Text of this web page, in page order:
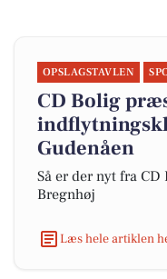
OPSLAGSTAVLEN
CD Bolig
Gudenåen
Så er der nyt fra
Bregnhøj
Læs hele artiklen